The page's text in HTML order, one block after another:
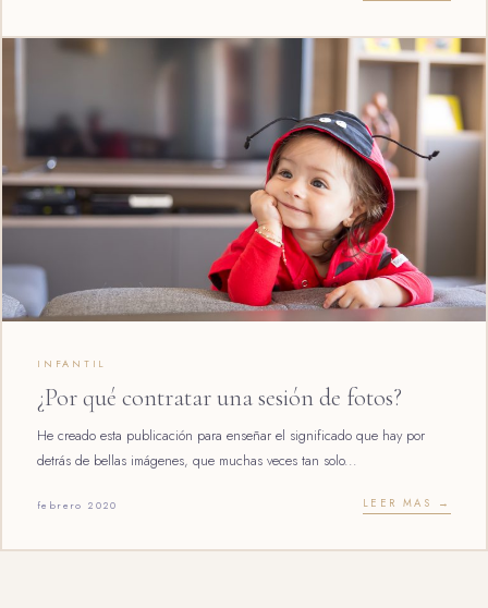
INFANTIL
¿Por qué contratar una sesión de fotos?
He creado esta publicación para enseñar el significado que hay por
detrás de bellas imágenes, que muchas veces tan solo...
febrero 2020 LEER MAS →